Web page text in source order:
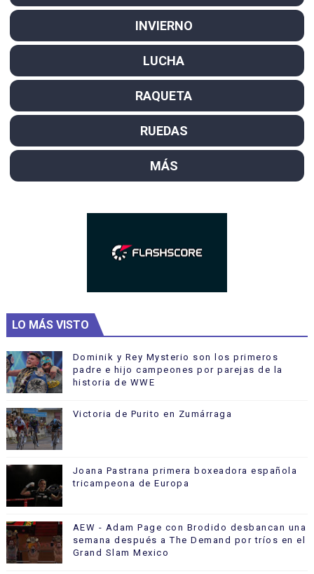
INVIERNO
LUCHA
RAQUETA
RUEDAS
MÁS
LO MÁS VISTO
Dominik y Rey Mysterio son los primeros
padre e hijo campeones por parejas de la
historia de WWE
Victoria de Purito en Zumárraga
Joana Pastrana primera boxeadora española
tricampeona de Europa
AEW - Adam Page con Brodido desbancan una
semana después a The Demand por tríos en el
Grand Slam Mexico